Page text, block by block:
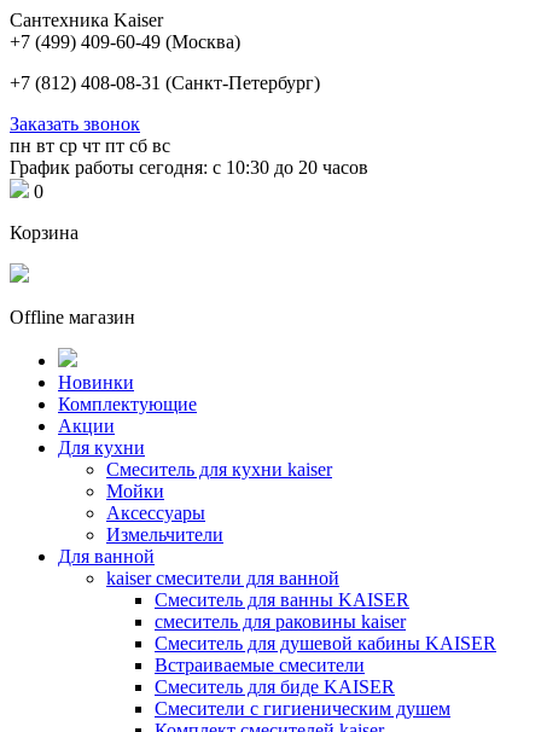
Сантехника Kaiser
+7 (499) 409-60-49 (Москва)
+7 (812) 408-08-31 (Санкт-Петербург)
Заказать звонок
пн вт ср чт пт сб вс
График работы сегодня: с 10:30 до 20 часов
0
Корзина
Offline магазин
Новинки
Комплектующие
Акции
Для кухни
Cмеситель для кухни kaiser
Мойки
Аксессуары
Измельчители
Для ванной
kaiser смесители для ванной
Смеситель для ванны KAISER
смеситель для раковины kaiser
Смеситель для душевой кабины KAISER
Встраиваемые смесители
Смеситель для биде KAISER
Смесители с гигиеническим душем